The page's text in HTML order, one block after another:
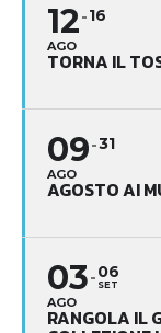
12
AGO
16
TORNA IL
09
AGO
31
AGOSTO AI
03
AGO
06
SET
RANGOLA IL